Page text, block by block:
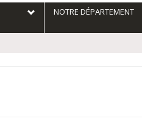
NOTRE DÉPARTEMENT